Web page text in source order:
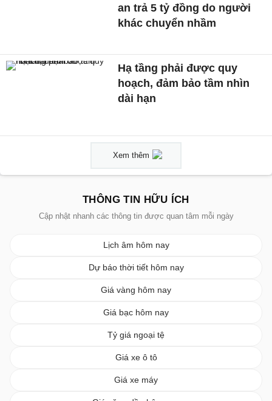
an trả 5 tỷ đồng do người
khác chuyển nhầm
Hạ tầng phải được quy
hoạch, đảm bảo tầm nhìn
dài hạn
Xem thêm
THÔNG TIN HỮU ÍCH
Cập nhật nhanh các thông tin được quan tâm mỗi ngày
Lịch âm hôm nay
Dự báo thời tiết hôm nay
Giá vàng hôm nay
Giá bạc hôm nay
Tỷ giá ngoại tệ
Giá xe ô tô
Giá xe máy